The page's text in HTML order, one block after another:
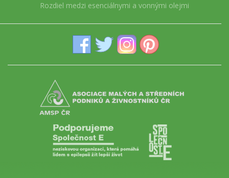
Rozdiel medzi esenciálnymi a vonnými olejmi